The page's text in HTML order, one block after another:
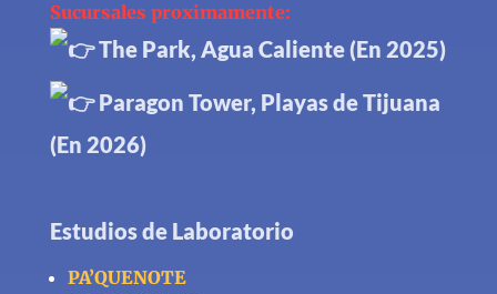
Sucursales proximamente:
The Park, Agua Caliente (En 2025)
Paragon Tower, Playas de Tijuana
(En 2026)
Estudios de Laboratorio
PA’QUENOTE